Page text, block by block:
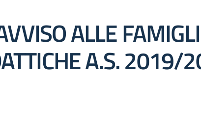
ALLE
A.S. 2019/